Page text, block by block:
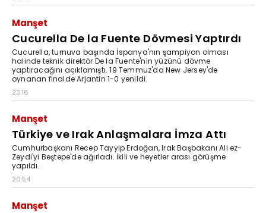
Manşet
Cucurella De la Fuente Dövmesi Yaptırdı
Cucurella, turnuva başında İspanya'nın şampiyon olması
halinde teknik direktör De la Fuente'nin yüzünü dövme
yaptıracağını açıklamıştı. 19 Temmuz'da New Jersey'de
oynanan finalde Arjantin 1-0 yenildi.
23:16
Manşet
Türkiye ve Irak Anlaşmalara İmza Attı
Cumhurbaşkanı Recep Tayyip Erdoğan, Irak Başbakanı Ali ez-
Zeydi'yi Beştepe'de ağırladı. İkili ve heyetler arası görüşme
yapıldı.
20:54
Manşet